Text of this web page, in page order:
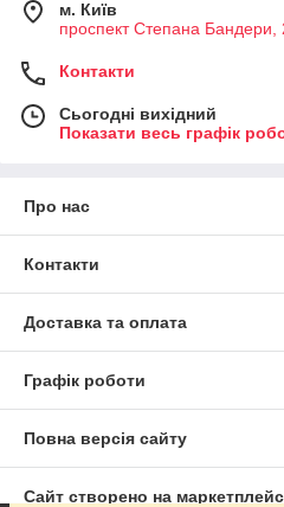
м. Київ
проспект Степана Бандери,
Контакти
Сьогодні вихідний
Показати весь графік
Про нас
Контакти
Доставка та оплата
Графік роботи
Повна версія сайту
Сайт створено на